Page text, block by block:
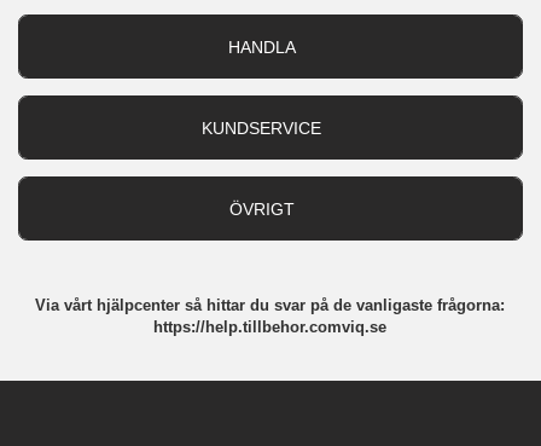
HANDLA
KUNDSERVICE
ÖVRIGT
Integritetspolicy
Via vårt hjälpcenter så hittar du svar på de vanligaste frågorna:
https://help.tillbehor.comviq.se